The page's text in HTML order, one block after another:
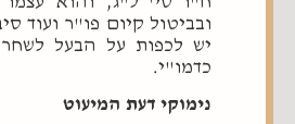
ובביטול קיום פו"ר ועוד
יש לכפות על הבעל
כדמו"י.
נימוקי דעת המיעוט